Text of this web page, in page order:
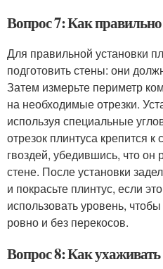
Вопрос 7: Как правильно
Для правильной установки
подготовить стены: они
Затем измерьте периметр
на необходимые отрезки.
используя специальные
отрезок плинтуса крепится
гвоздей, убедившись, что он
стене. После установки
и покрасьте плинтус, если
использовать уровень,
ровно и без перекосов.
Вопрос 8: Как ухаживать